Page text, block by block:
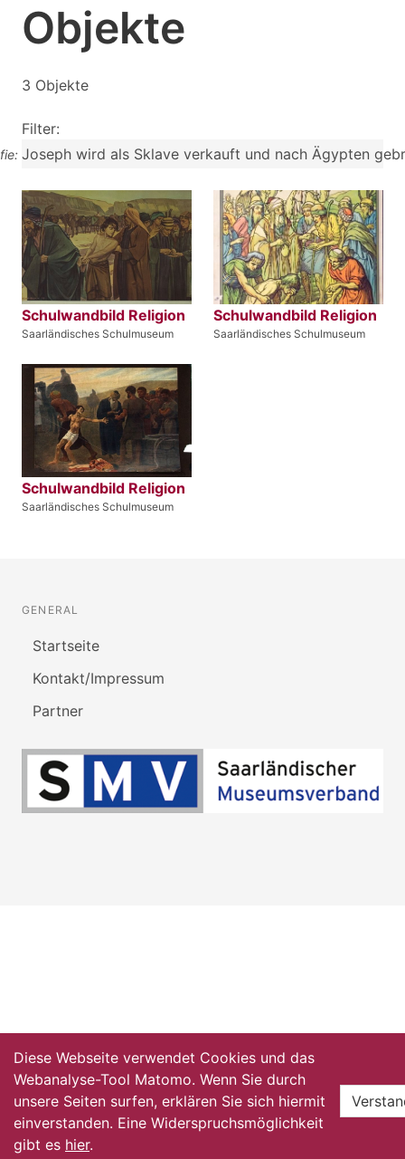
Objekte
3 Objekte
Filter:
Joseph wird als Sklave verkauft und nach Ägypten
Schulwandbild Religion
Saarländisches Schulmuseum
Schulwandbild Religion
Saarländisches Schulmuseum
Schulwandbild Religion
Saarländisches Schulmuseum
GENERAL
Startseite
Kontakt/Impressum
Partner
Diese Webseite verwendet Cookies und das
Webanalyse-Tool Matomo. Wenn Sie durch
unsere Seiten surfen, erklären Sie sich hiermit
einverstanden. Eine Widerspruchsmöglichkeit
gibt es hier.